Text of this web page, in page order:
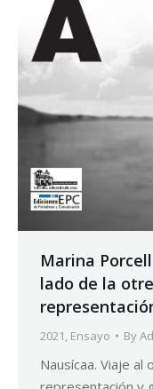
Marina
lado de la
2021, Ensayo By
Nausícaa. Viaje